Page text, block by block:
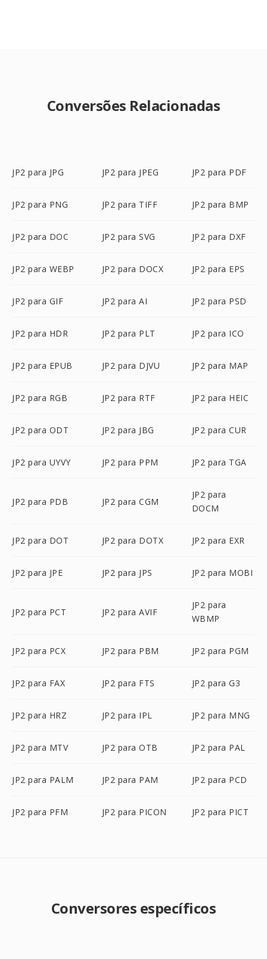
Conversões Relacionadas
JP2 para JPG JP2 para JPEG JP2 para PDF
JP2 para PNG JP2 para TIFF JP2 para BMP
JP2 para DOC JP2 para SVG JP2 para DXF
JP2 para WEBP JP2 para DOCX JP2 para EPS
JP2 para GIF JP2 para AI JP2 para PSD
JP2 para HDR JP2 para PLT JP2 para ICO
JP2 para EPUB JP2 para DJVU JP2 para MAP
JP2 para RGB JP2 para RTF JP2 para HEIC
JP2 para ODT JP2 para JBG JP2 para CUR
JP2 para UYVY JP2 para PPM JP2 para TGA
JP2 para PDB JP2 para CGM
JP2 para
DOCM
JP2 para DOT JP2 para DOTX JP2 para EXR
JP2 para JPE JP2 para JPS JP2 para MOBI
JP2 para PCT JP2 para AVIF
JP2 para
WBMP
JP2 para PCX JP2 para PBM JP2 para PGM
JP2 para FAX JP2 para FTS JP2 para G3
JP2 para HRZ JP2 para IPL JP2 para MNG
JP2 para MTV JP2 para OTB JP2 para PAL
JP2 para PALM JP2 para PAM JP2 para PCD
JP2 para PFM JP2 para PICON JP2 para PICT
Conversores específicos